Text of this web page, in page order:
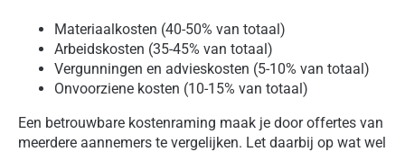
Materiaalkosten (40-50% van totaal)
Arbeidskosten (35-45% van totaal)
Vergunningen en advieskosten (5-10% van totaal)
Onvoorziene kosten (10-15% van totaal)
Een betrouwbare kostenraming maak je door offertes van
meerdere aannemers te vergelijken. Let daarbij op wat wel